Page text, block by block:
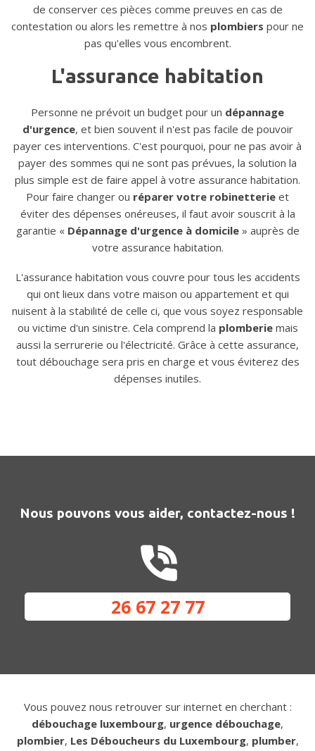
de conserver ces pièces comme preuves en cas de
contestation ou alors les remettre à nos plombiers pour ne
pas qu'elles vous encombrent.
L'assurance habitation
Personne ne prévoit un budget pour un dépannage
d'urgence, et bien souvent il n'est pas facile de pouvoir
payer ces interventions. C'est pourquoi, pour ne pas avoir à
payer des sommes qui ne sont pas prévues, la solution la
plus simple est de faire appel à votre assurance habitation.
Pour faire changer ou réparer votre robinetterie et
éviter des dépenses onéreuses, il faut avoir souscrit à la
garantie « Dépannage d'urgence à domicile» auprès de
votre assurance habitation.
L'assurance habitation vous couvre pour tous les accidents
qui ont lieux dans votre maison ou appartement et qui
nuisent à la stabilité de celle ci, que vous soyez responsable
ou victime d'un sinistre. Cela comprend la plomberiemais
aussi la serrurerie ou l'électricité. Grâce à cette assurance,
tout débouchage sera pris en charge et vous éviterez des
dépenses inutiles.
Nous pouvons vous aider, contactez-nous !
26 67 27 77
Vous pouvez nous retrouver sur internet en cherchant :
débouchage luxembourg, urgence débouchage,
plombier, Les Déboucheurs du Luxembourg, plumber,